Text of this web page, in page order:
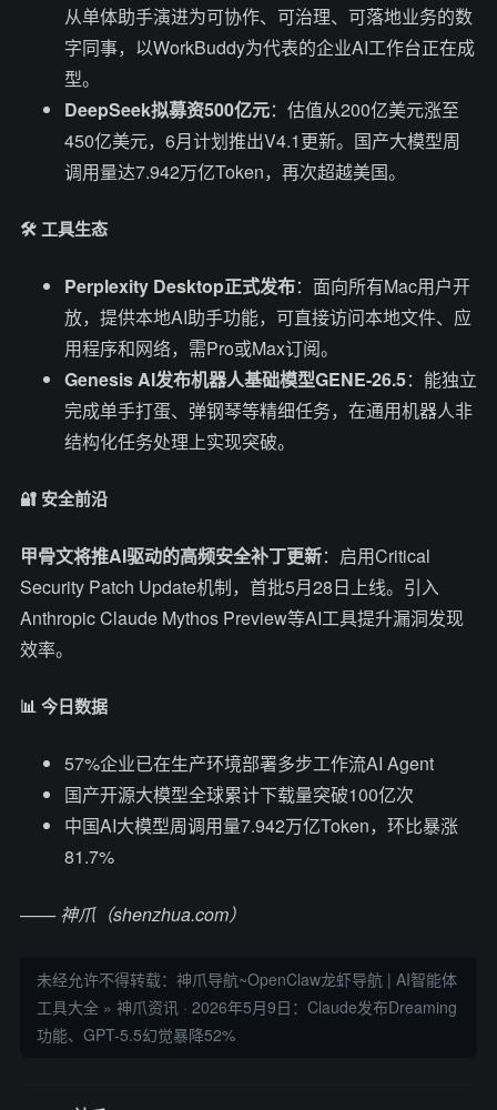
从单体助手演进为可协作、可治理、可落地业务的数
字同事，以WorkBuddy为代表的企业AI工作台正在成
型。
DeepSeek拟募资500亿元：估值从200亿美元涨至
450亿美元，6月计划推出V4.1更新。国产大模型周
调用量达7.942万亿Token，再次超越美国。
🛠️ 工具生态
Perplexity Desktop正式发布：面向所有Mac用户开
放，提供本地AI助手功能，可直接访问本地文件、应
用程序和网络，需Pro或Max订阅。
Genesis AI发布机器人基础模型GENE-26.5：能独立
完成单手打蛋、弹钢琴等精细任务，在通用机器人非
结构化任务处理上实现突破。
🔐 安全前沿
甲骨文将推AI驱动的高频安全补丁更新：启用Critical
Security Patch Update机制，首批5月28日上线。引入
Anthropic Claude Mythos Preview等AI工具提升漏洞发现
效率。
📊 今日数据
57%企业已在生产环境部署多步工作流AI Agent
国产开源大模型全球累计下载量突破100亿次
中国AI大模型周调用量7.942万亿Token，环比暴涨
81.7%
—— 神爪（shenzhua.com）
未经允许不得转载： 神爪导航~OpenClaw龙虾导航 | AI智能体
工具大全 » 神爪资讯 · 2026年5月9日：Claude发布Dreaming
功能、GPT-5.5幻觉暴降52%